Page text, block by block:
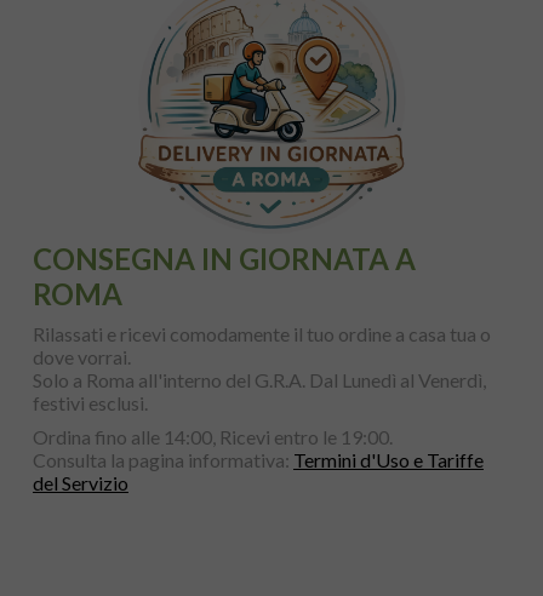
CONSEGNA IN GIORNATA A
ROMA
Rilassati e ricevi comodamente il tuo ordine a casa tua o
dove vorrai.
Solo a Roma all'interno del G.R.A. Dal Lunedì al Venerdì,
festivi esclusi.
Ordina fino alle 14:00, Ricevi entro le 19:00.
Consulta la pagina informativa: Termini d'Uso e Tariffe
del Servizio